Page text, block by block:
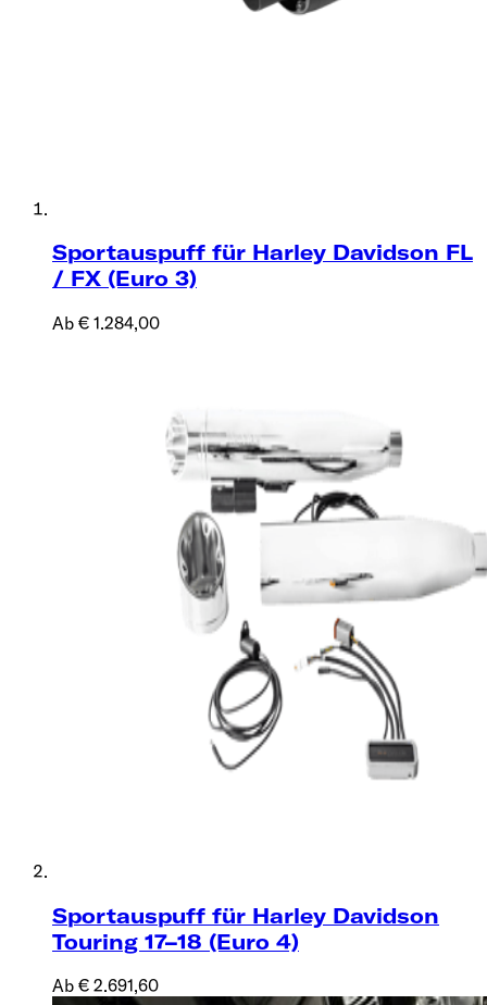
Sportauspuff für Harley Davidson FL
/ FX (Euro 3)
Ab € 1.284,00
Sportauspuff für Harley Davidson
Touring 17–18 (Euro 4)
Ab € 2.691,60